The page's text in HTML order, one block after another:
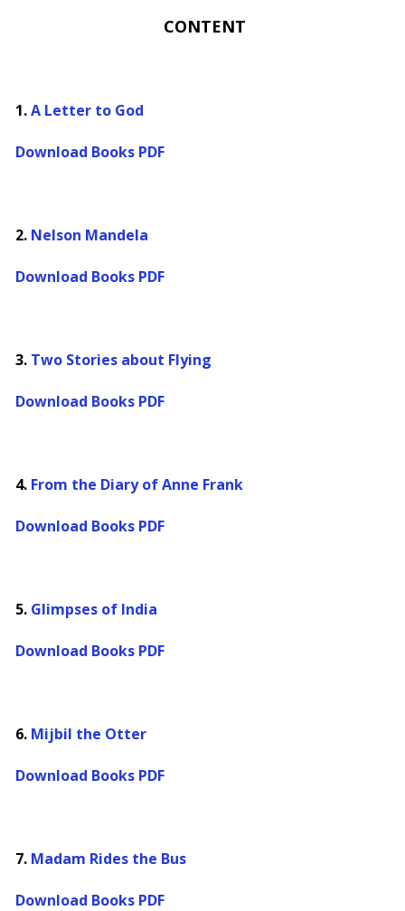
CONTENT
1.A Letter to God
Download Books PDF
2. Nelson Mandela
Download Books PDF
3. Two Stories about Flying
Download Books PDF
4. From the Diary of Anne Frank
Download Books PDF
5. Glimpses of India
Download Books PDF
6. Mijbil the Otter
Download Books PDF
7. Madam Rides the Bus
Download Books PDF